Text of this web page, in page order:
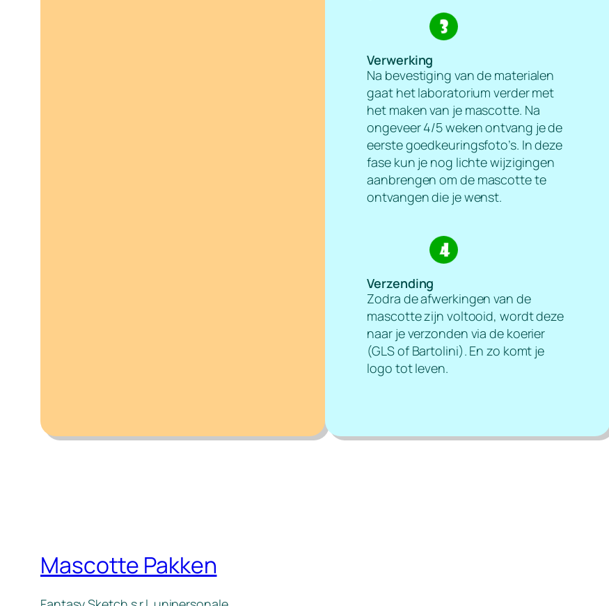
Verwerking
Na bevestiging van de materialen
gaat het laboratorium verder met
het maken van je mascotte. Na
ongeveer 4/5 weken ontvang je de
eerste goedkeuringsfoto’s. In deze
fase kun je nog lichte wijzigingen
aanbrengen om de mascotte te
ontvangen die je wenst.
Verzending
Zodra de afwerkingen van de
mascotte zijn voltooid, wordt deze
naar je verzonden via de koerier
(GLS of Bartolini). En zo komt je
logo tot leven.
Mascotte Pakken